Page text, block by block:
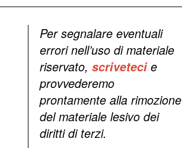
Per segnalare eventuali
errori nell’uso di materiale
riservato, scriveteci e
provvederemo
prontamente alla rimozione
del materiale lesivo dei
diritti di terzi.